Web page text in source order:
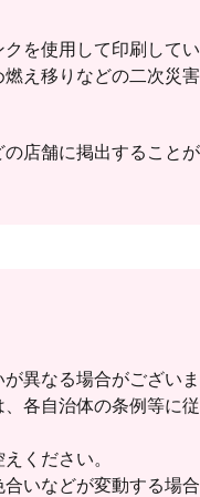
を使用して印刷して
え移りなどの二次災
店舗に掲出すること
が異なる場合がござい
、各自治体の条例等に
ください。
合いなどが変動する場